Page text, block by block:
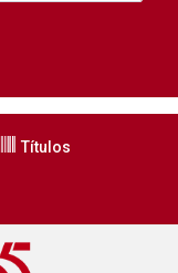
Títulos